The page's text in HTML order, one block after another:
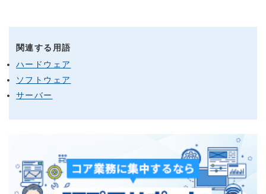
関連する用語
ハードウェア
ソフトウェア
サーバー